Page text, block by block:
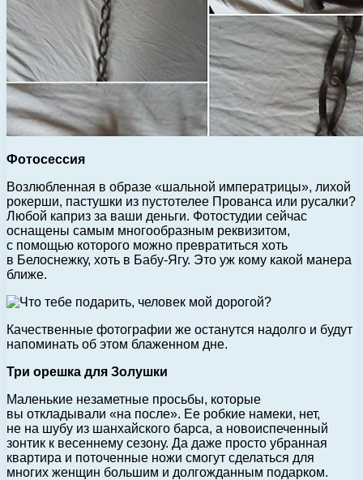
Фотосессия
Возлюбленная в образе «шальной императрицы», лихой
рокерши, пастушки из пустотелее Прованса или русалки?
Любой каприз за ваши деньги. Фотостудии сейчас
оснащены самым многообразным реквизитом,
с помощью которого можно превратиться хоть
в Белоснежку, хоть в Бабу-Ягу. Это уж кому какой манера
ближе.
Качественные фотографии же останутся надолго и будут
напоминать об этом блаженном дне.
Три орешка для Золушки
Маленькие незаметные просьбы, которые
вы откладывали «на после». Ее робкие намеки, нет,
не на шубу из шанхайского барса, а новоиспеченный
зонтик к весеннему сезону. Да даже просто убранная
квартира и поточенные ножи смогут сделаться для
многих женщин большим и долгожданным подарком.